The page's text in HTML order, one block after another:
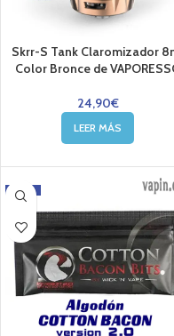
Skrr-S Tank Claromizador
Color Bronce de
24,90€
LEER MÁS
-38%